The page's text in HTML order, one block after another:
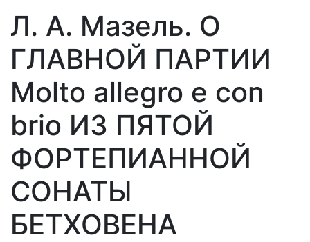
Л. А. Мазель. О
ГЛАВНОЙ ПАРТИИ
Molto allegro e con
brio ИЗ ПЯТОЙ
ФОРТЕПИАННОЙ
СОНАТЫ
БЕТХОВЕНА